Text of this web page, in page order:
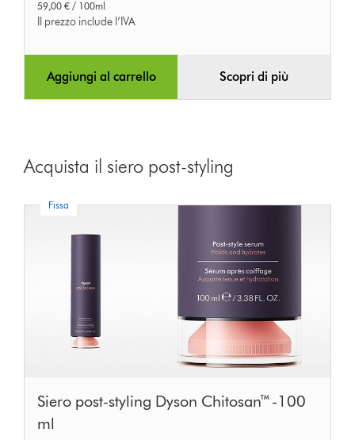
59,00 € / 100ml
Il prezzo include l’IVA
Aggiungi al carrello Scopri di più
Acquista il siero post-styling
Fissa
Siero post-styling Dyson Chitosan™ -100
ml